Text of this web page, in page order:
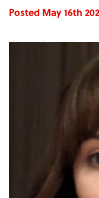
Posted May 16th